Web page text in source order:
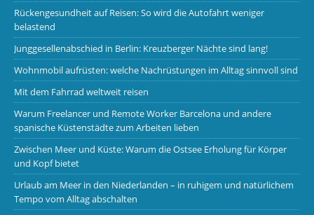
Rückengesundheit auf Reisen: So wird die Autofahrt weniger
belastend
Junggesellenabschied in Berlin: Kreuzberger Nächte sind lang!
Wohnmobil aufrüsten: welche Nachrüstungen im Alltag sinnvoll sind
Mit dem Fahrrad weltweit reisen
Warum Freelancer und Remote Worker Barcelona und andere
spanische Küstenstädte zum Arbeiten lieben
Zwischen Meer und Küste: Warum die Ostsee Erholung für Körper
und Kopf bietet
Urlaub am Meer in den Niederlanden – in ruhigem und natürlichem
Tempo vom Alltag abschalten